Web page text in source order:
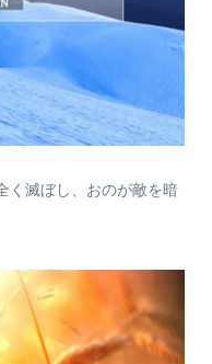
く滅ぼし、おのが敵を暗